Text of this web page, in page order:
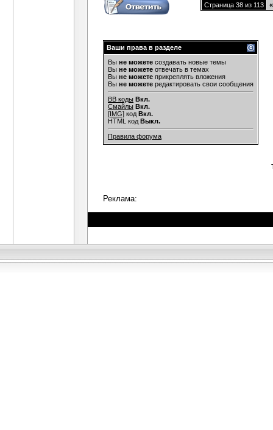
Страница 38 из 113 «
Ваши права в разделе
Вы не можете создавать новые темы
Вы не можете отвечать в темах
Вы не можете прикреплять вложения
Вы не можете редактировать свои сообщения
BB коды Вкл.
Смайлы Вкл.
[IMG] код Вкл.
HTML код Выкл.
Правила форума
Реклама: